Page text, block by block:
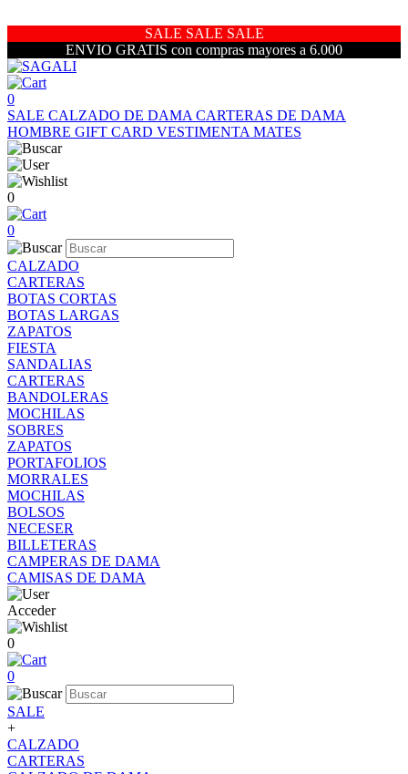
SALE SALE SALE
ENVIO GRATIS con compras mayores a 6.000
0
SALE CALZADO DE DAMA CARTERAS DE DAMA
HOMBRE GIFT CARD VESTIMENTA MATES
0
0
CALZADO
CARTERAS
BOTAS CORTAS
BOTAS LARGAS
ZAPATOS
FIESTA
SANDALIAS
CARTERAS
BANDOLERAS
MOCHILAS
SOBRES
ZAPATOS
PORTAFOLIOS
MORRALES
MOCHILAS
BOLSOS
NECESER
BILLETERAS
CAMPERAS DE DAMA
CAMISAS DE DAMA
Acceder
0
0
SALE
+
CALZADO
CARTERAS